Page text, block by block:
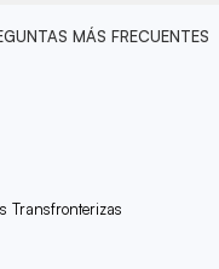
MÁS FRECUENTES
Transfronterizas